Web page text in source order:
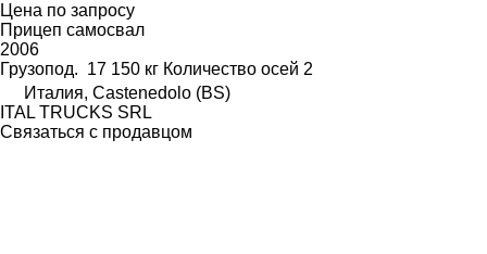
Цена по запросу
Прицеп самосвал
2006
Грузопод. 17 150 кг Количество осей 2
Италия, Castenedolo (BS)
ITAL TRUCKS SRL
Связаться с продавцом